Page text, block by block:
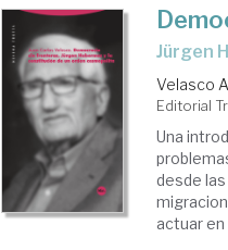
internacional
público
Cuestiones
generales.
Historia.
Espacial
Jürgen
Velasco
Editorial
Una
desde
actuar en